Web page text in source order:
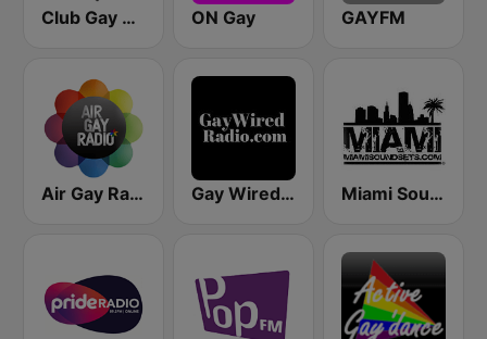
Club Gay Radio ON Gay GAYFM
Air Gay Radio Gay Wired Radio - GayWiredRadio.com Miami SoundSets